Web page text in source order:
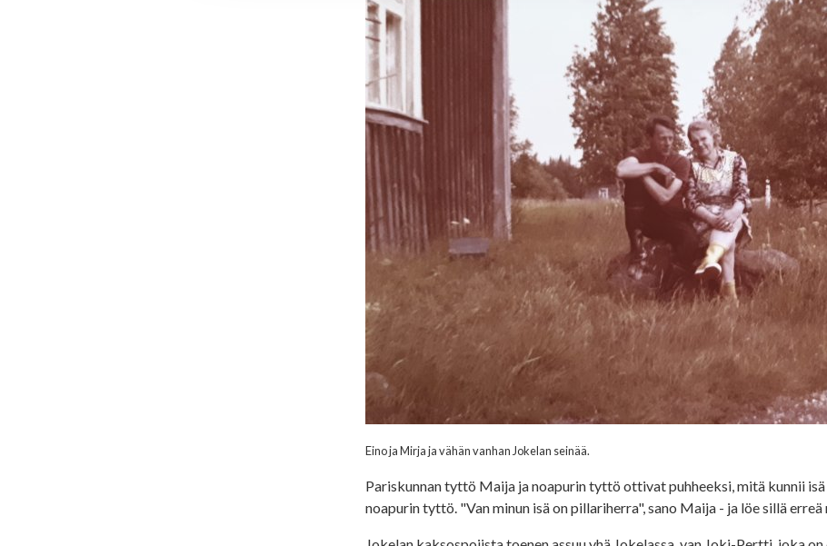
Eino ja Mirja ja vähän vanhan Jokelan seinää.
Pariskunnan tyttö Maija ja noapurin tyttö ottivat puhheeksi, mitä kunnii
noapurin tyttö. "Van minun isä on pillariherra", sano Maija - ja löe sillä